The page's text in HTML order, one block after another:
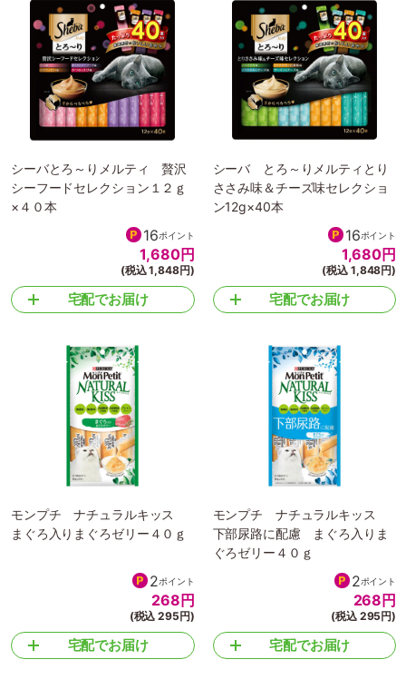
シーバとろ～りメルティ 贅沢
シーフードセレクション１２ｇ
×４０本
16ポイント
1,680円
(税込 1,848円)
宅配でお届け
シーバ とろ～りメルティとり
ささみ味＆チーズ味セレクショ
ン12g×40本
16ポイント
1,680円
(税込 1,848円)
宅配でお届け
モンプチ ナチュラルキッス
まぐろ入りまぐろゼリー４０ｇ
2ポイント
268 円
(税込 295円)
宅配でお届け
モンプチ ナチュラルキッス
下部尿路に配慮 まぐろ入りま
ぐろゼリー４０ｇ
2ポイント
268 円
(税込 295円)
宅配でお届け